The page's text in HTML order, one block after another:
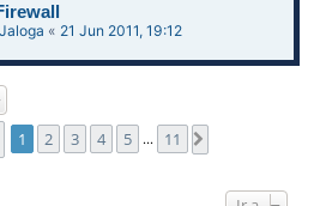
Jaloga « 21 Jun 2011, 19:12
Página1 de 11
1 2 3 4 5 … 11